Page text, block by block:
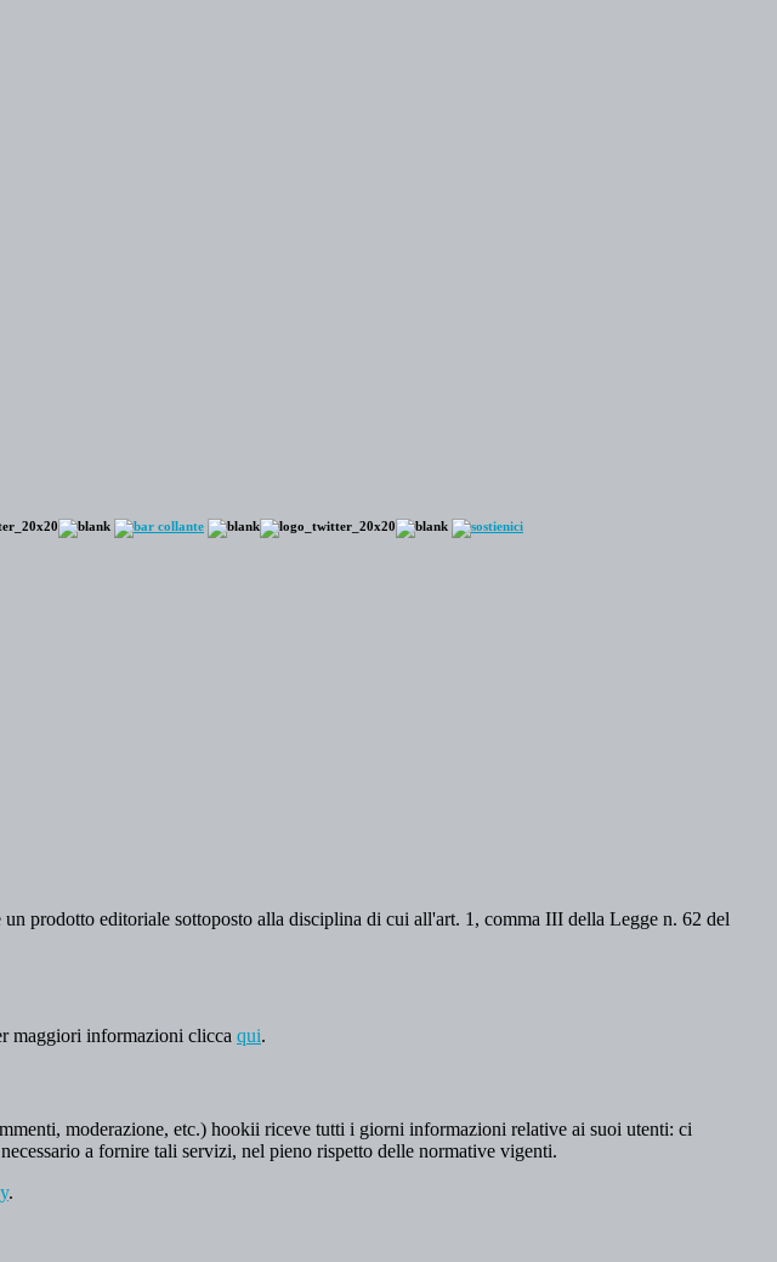
prodotto editoriale sottoposto alla disciplina di cui all'art. 1, comma III della Legge n. 62 del
maggiori informazioni clicca qui.
moderazione, etc.) hookii riceve tutti i giorni informazioni relative ai suoi utenti: ci
a fornire tali servizi, nel pieno rispetto delle normative vigenti.
.